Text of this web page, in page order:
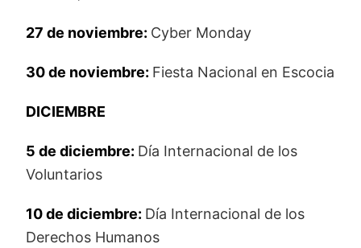
27 de noviembre: Cyber Monday
30 de noviembre: Fiesta Nacional en Escocia
DICIEMBRE
5 de diciembre: Día Internacional de los
Voluntarios
10 de diciembre: Día Internacional de los
Derechos Humanos